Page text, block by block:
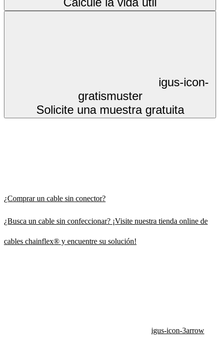
igus-icon-
gratismuster
Solicite una muestra gratuita
¿Comprar un cable sin conector?
¿Busca un cable sin confeccionar? ¡Visite nuestra tienda online de
cables chainflex® y encuentre su solución!
igus-icon-3arrow